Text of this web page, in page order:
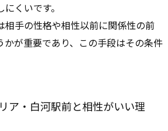
くいです。
相手の性格や相性以前に関係性の前
かが重要であり、この手段はその条件
ア・白河駅前と相性がいい理